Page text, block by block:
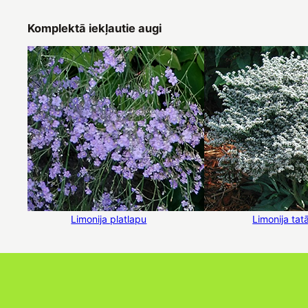
Komplektā iekļautie augi
Limonija platlapu Limonija